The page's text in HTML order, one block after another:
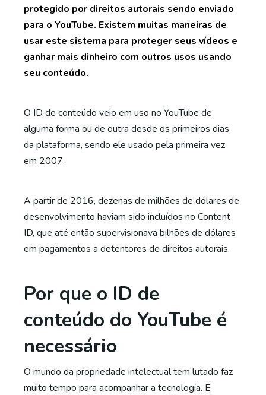
protegido por direitos autorais sendo enviado
para o YouTube. Existem muitas maneiras de
usar este sistema para proteger seus vídeos e
ganhar mais dinheiro com outros usos usando
seu conteúdo.
O ID de conteúdo veio em uso no YouTube de
alguma forma ou de outra desde os primeiros dias
da plataforma, sendo ele usado pela primeira vez
em 2007.
A partir de 2016, dezenas de milhões de dólares de
desenvolvimento haviam sido incluídos no Content
ID, que até então supervisionava bilhões de dólares
em pagamentos a detentores de direitos autorais.
Por que o ID de
conteúdo do YouTube é
necessário
O mundo da propriedade intelectual tem lutado faz
muito tempo para acompanhar a tecnologia. E